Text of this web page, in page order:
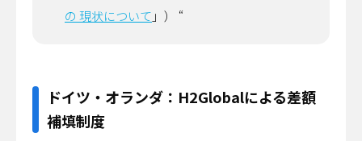
の 現状について 」） “
ドイツ・オランダ：H2Globalによる差額
補填制度